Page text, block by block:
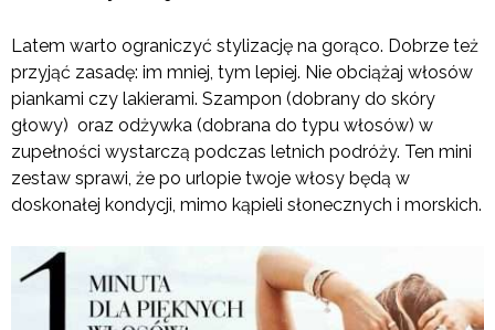
Latem warto ograniczyć stylizację na gorąco. Dobrze też
przyjąć zasadę: im mniej, tym lepiej. Nie obciążaj włosów
piankami czy lakierami. Szampon (dobrany do skóry
głowy) oraz odżywka (dobrana do typu włosów) w
zupełności wystarczą podczas letnich podróży. Ten mini
zestaw sprawi, że po urlopie twoje włosy będą w
doskonałej kondycji, mimo kąpieli słonecznych i morskich.